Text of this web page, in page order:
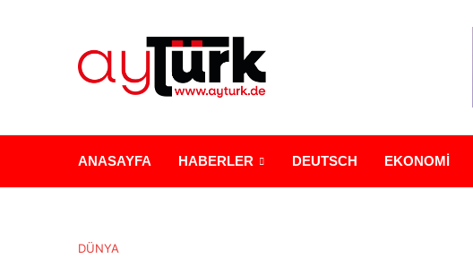
ANASAYFA HABERLER DEUTSCH EKONOMİ
DÜNYA